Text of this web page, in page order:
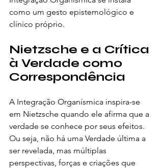
como um gesto epistemológico e
clínico próprio.
Nietzsche e a Crítica
à Verdade como
Correspondência
A Integração Organísmica inspira-se
em Nietzsche quando ele afirma que a
verdade se conhece por seus efeitos.
Ou seja, não há uma Verdade última a
ser revelada, mas múltiplas
perspectivas, forças e criações que